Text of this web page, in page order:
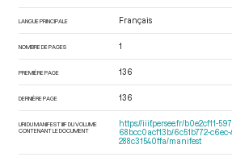
LANGUE PRINCIPALE Français
NOMBRE DE PAGES 1
PREMIÈRE PAGE 136
DERNIÈRE PAGE 136
URI DU MANIFEST IIIF DU VOLUME
CONTENANT LE DOCUMENT
https://iiif.persee.fr/b0e2cf11-
68bcc0acf13b/6c51b772-
288c31540ffa/manifest